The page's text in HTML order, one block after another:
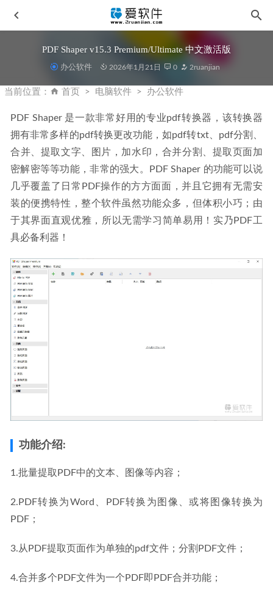
PDF Shaper v15.3 Premium/Ultimate 中文激活版
办公软件 2026年1月21日 0 2ruanjian
当前位置： 首页 电脑软件 办公软件
PDF Shaper 是一款非常好用的专业pdf转换器，该转换器
拥有非常多样的pdf转换更改功能，如pdf转txt、pdf分割、
合并、提取文字、图片，加水印，合并分割、提取页面加
密解密等等功能，非常的强大。PDF Shaper 的功能可以说
几乎覆盖了日常PDF操作的方方面面，并且它拥有无需安
装的便携特性，整个软件虽然功能众多，但体积小巧；由
于其界面直观优雅，所以无需学习简单易用！实乃PDF工
具必备利器！
功能介绍:
1.批量提取PDF中的文本、图像等内容；
2.PDF转换为Word、PDF转换为图像、或将图像转换为
PDF；
3.从PDF提取页面作为单独的pdf文件；分割PDF文件；
4.合并多个PDF文件为一个PDF即PDF合并功能；
OBS Studio v32.1.0中文版-推流录屏工具 2026-03-23
Adobe Illustrator 2025 v29.6.0.207 中文激活版
2025-06-23
CoolUtils PDF Combine Pro v4.2.0.155106 中文便携版-PDF
合并工具 2026-01-16
FileZilla Pro v3.70.6 中文便携版-FTP客户端 2026-06-10
Stellar Repair for Excel 7.0.0.3 英文激活版-Excel损坏修复工